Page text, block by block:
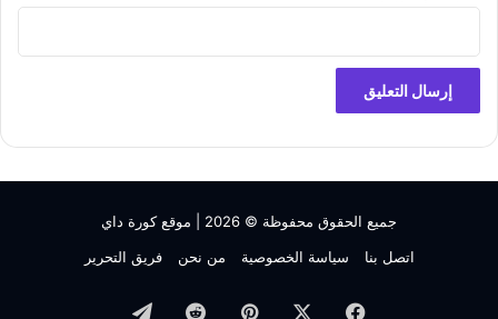
جميع الحقوق محفوظة © 2026 |
موقع كورة داي
اتصل بنا
سياسة الخصوصية من نحن فريق التحرير
فيسبوك بينتيريست تيلقرام